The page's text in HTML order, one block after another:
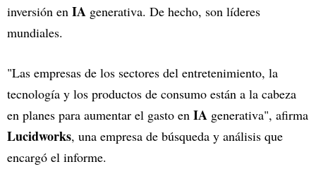
inversión en IA generativa. De hecho, son líderes
mundiales.
"Las empresas de los sectores del entretenimiento, la
tecnología y los productos de consumo están a la cabeza
en planes para aumentar el gasto en IA generativa", afirma
Lucidworks, una empresa de búsqueda y análisis que
encargó el informe.